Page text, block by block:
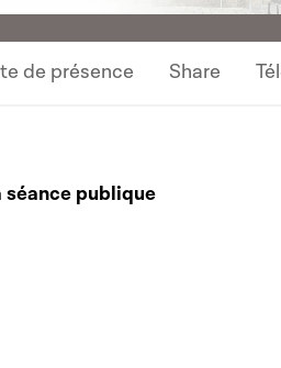
de présence Share
séance publique